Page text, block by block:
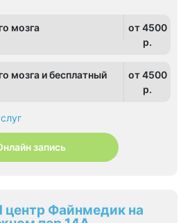
мозга
от 4500
p.
мозга и бесплатный
от 4500
p.
запись
Файнмедик на